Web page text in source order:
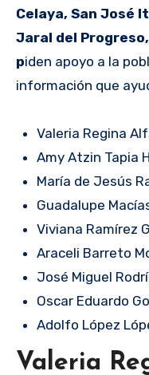
Celaya, San José
Jaral del
piden apoyo a la
información que
Valeria Regina
Amy Atzin Tapia
María de Jesús
Guadalupe
Viviana Ramírez
Araceli Barreto
José Miguel
Oscar Eduardo
Adolfo López
Valeria